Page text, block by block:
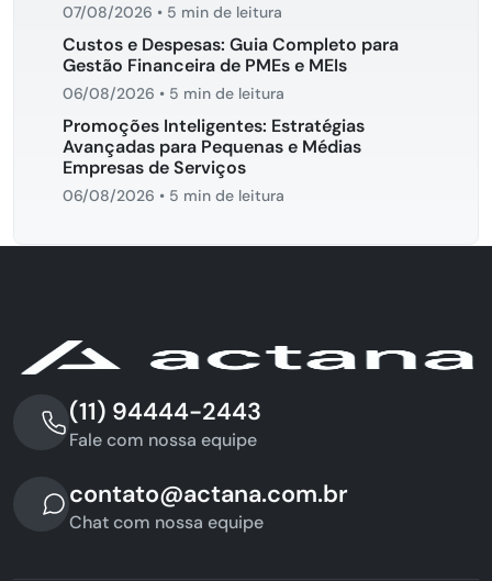
07/08/2026 • 5 min de leitura
Custos e Despesas: Guia Completo para
Gestão Financeira de PMEs e MEIs
06/08/2026 • 5 min de leitura
Promoções Inteligentes: Estratégias
Avançadas para Pequenas e Médias
Empresas de Serviços
06/08/2026 • 5 min de leitura
(11) 94444-2443
Fale com nossa equipe
contato@actana.com.br
Chat com nossa equipe